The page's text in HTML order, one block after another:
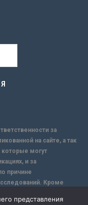
за
на сайте, а так
могут
и за
причине
Кроме
ответственности за
представления